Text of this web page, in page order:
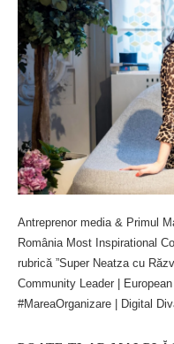
Antreprenor media & Primul
România Most Inspirational
rubrică ”Super Neatza cu
Community Leader |
#MareaOrganizare | Digital